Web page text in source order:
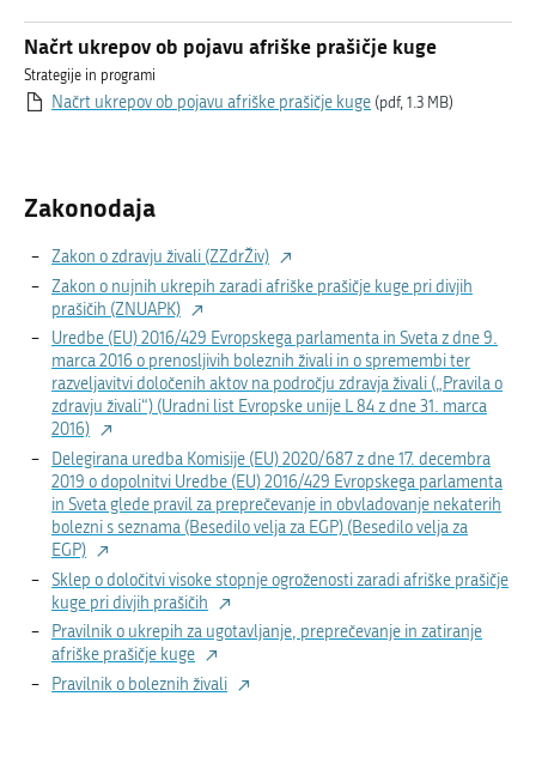
Načrt ukrepov ob pojavu afriške prašičje kuge
Strategije in programi
Načrt ukrepov ob pojavu afriške prašičje kuge (pdf, 1.3 MB)
Zakonodaja
Zakon o zdravju živali (ZZdrŽiv)
Zakon o nujnih ukrepih zaradi afriške prašičje kuge pri divjih
prašičih (ZNUAPK)
Uredbe (EU) 2016/429 Evropskega parlamenta in Sveta z dne 9.
marca 2016 o prenosljivih boleznih živali in o spremembi ter
razveljavitvi določenih aktov na področju zdravja živali („Pravila o
zdravju živali“) (Uradni list Evropske unije L 84 z dne 31. marca
2016)
Delegirana uredba Komisije (EU) 2020/687 z dne 17. decembra
2019 o dopolnitvi Uredbe (EU) 2016/429 Evropskega parlamenta
in Sveta glede pravil za preprečevanje in obvladovanje nekaterih
bolezni s seznama (Besedilo velja za EGP) (Besedilo velja za
EGP)
Sklep o določitvi visoke stopnje ogroženosti zaradi afriške prašičje
kuge pri divjih prašičih
Pravilnik o ukrepih za ugotavljanje, preprečevanje in zatiranje
afriške prašičje kuge
Pravilnik o boleznih živali